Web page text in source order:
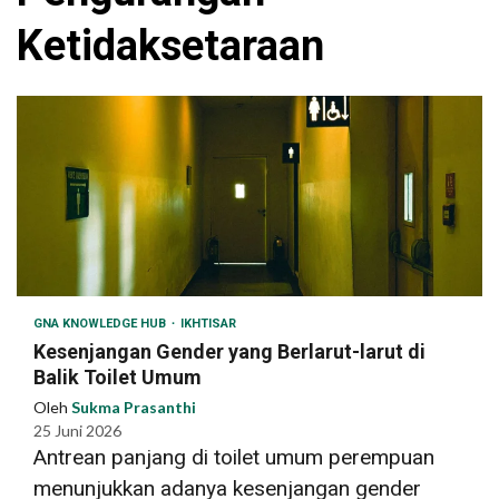
Ketidaksetaraan
GNA KNOWLEDGE HUB IKHTISAR
Kesenjangan Gender yang Berlarut-larut di
Balik Toilet Umum
Oleh Sukma Prasanthi
25 Juni 2026
Antrean panjang di toilet umum perempuan
menunjukkan adanya kesenjangan gender